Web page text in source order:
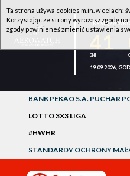
1KS ŚLĘZA
19.09.2026,
BANK PEKAO S.A. PUCHAR
LOTTO 3X3 LIGA
#HWHR
STANDARDY OCHRONY
Ta strona używa cookies m.in. w celach:
Korzystając ze strony wyrażasz zgodę
zgody powinieneś zmienić ustawienia